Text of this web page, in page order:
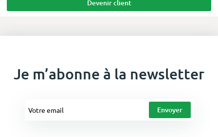
Devenir client
Je m’abonne à la newsletter